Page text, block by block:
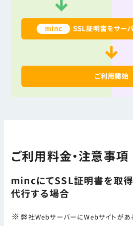
ご利用料金・注意事項
mincにてSSL証明書を取
代行する場合
弊社WebサーバーにWebサイトが